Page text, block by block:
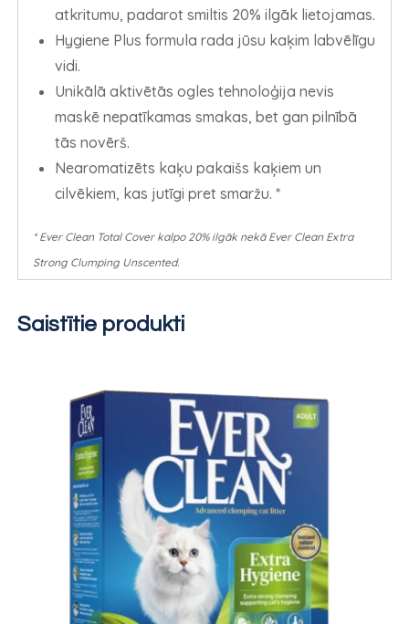
atkritumu, padarot smiltis 20% ilgāk lietojamas.
Hygiene Plus formula rada jūsu kaķim labvēlīgu
vidi.
Unikālā aktivētās ogles tehnoloģija nevis
maskē nepatīkamas smakas, bet gan pilnībā
tās novērš.
Nearomatizēts kaķu pakaišs kaķiem un
cilvēkiem, kas jutīgi pret smaržu. *
* Ever Clean Total Cover kalpo 20% ilgāk nekā Ever Clean Extra
Strong Clumping Unscented.
Saistītie produkti